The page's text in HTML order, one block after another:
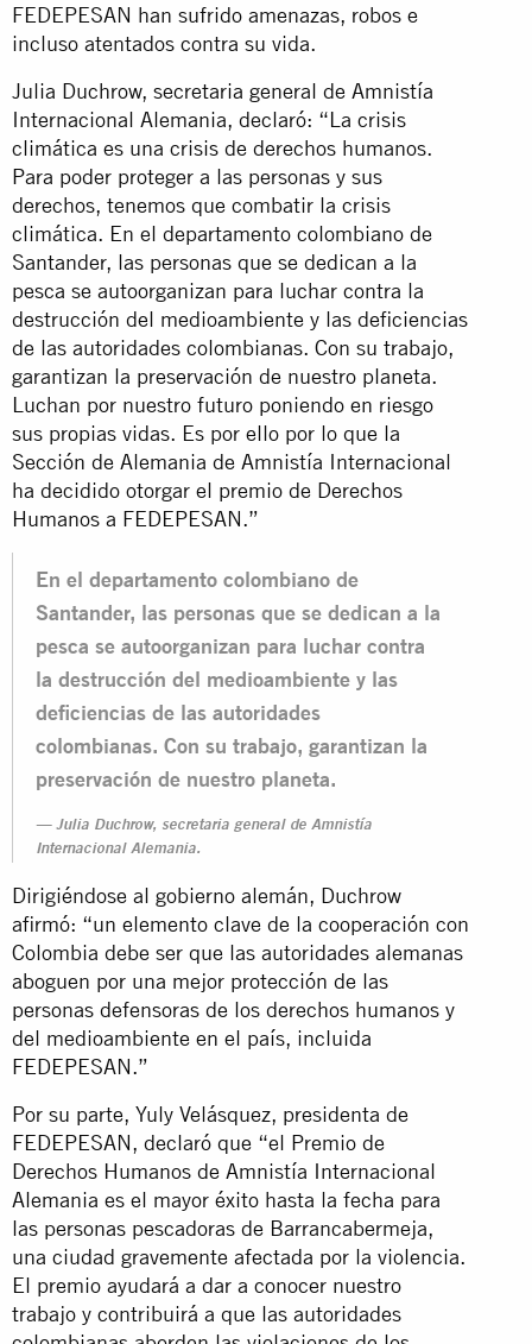
FEDEPESAN han sufrido amenazas, robos e
incluso atentados contra su vida.
Julia Duchrow, secretaria general de Amnistía
Internacional Alemania, declaró: “La crisis
climática es una crisis de derechos humanos.
Para poder proteger a las personas y sus
derechos, tenemos que combatir la crisis
climática. En el departamento colombiano de
Santander, las personas que se dedican a la
pesca se autoorganizan para luchar contra la
destrucción del medioambiente y las deficiencias
de las autoridades colombianas. Con su trabajo,
garantizan la preservación de nuestro planeta.
Luchan por nuestro futuro poniendo en riesgo
sus propias vidas. Es por ello por lo que la
Sección de Alemania de Amnistía Internacional
ha decidido otorgar el premio de Derechos
Humanos a FEDEPESAN.”
En el departamento colombiano de
Santander, las personas que se dedican a la
pesca se autoorganizan para luchar contra
la destrucción del medioambiente y las
deficiencias de las autoridades
colombianas. Con su trabajo, garantizan la
preservación de nuestro planeta.
Julia Duchrow, secretaria general de Amnistía
Internacional Alemania.
Dirigiéndose al gobierno alemán, Duchrow
afirmó: “un elemento clave de la cooperación con
Colombia debe ser que las autoridades alemanas
aboguen por una mejor protección de las
personas defensoras de los derechos humanos y
del medioambiente en el país, incluida
FEDEPESAN.”
Por su parte, Yuly Velásquez, presidenta de
FEDEPESAN, declaró que “el Premio de
Derechos Humanos de Amnistía Internacional
Alemania es el mayor éxito hasta la fecha para
las personas pescadoras de Barrancabermeja,
una ciudad gravemente afectada por la violencia.
El premio ayudará a dar a conocer nuestro
trabajo y contribuirá a que las autoridades